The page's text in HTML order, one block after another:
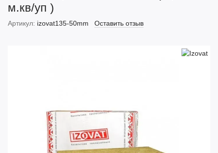
м.кв/уп )
Артикул: izovat135-50mm Оставить отзыв